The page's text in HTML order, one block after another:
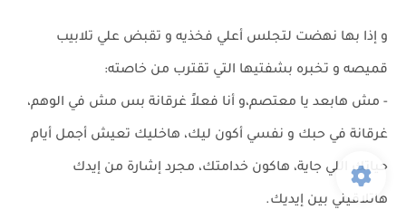
و إذا بها نهضت لتجلس أعلي فخذيه و تقبض علي تلابيب
قميصه و تخبره بشفتيها التي تقترب من خاصته:
- مش هابعد يا معتصم،و أنا فعلاً غرقانة بس مش في الوهم،
غرقانة في حبك و نفسي أكون ليك، هاخليك تعيش أجمل أيام
حياتك اللي جاية، هاكون خدامتك، مجرد إشارة من إيدك
هاتلاقيني بين إيديك.